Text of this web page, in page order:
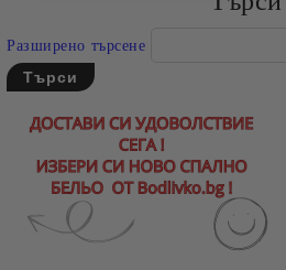
Разширено търсене